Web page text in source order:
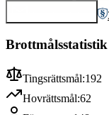
Brottmålsstatistik
Tingsrättsmål:192
Hovrättsmål:62